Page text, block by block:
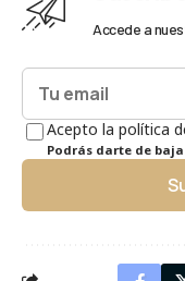
Accede a
Acepto la política
Podrás darte de